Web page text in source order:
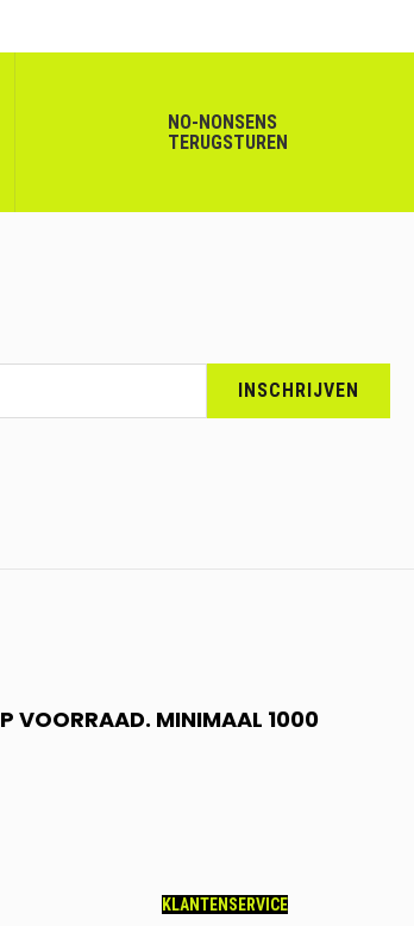
NO-NONSENS
TERUGSTUREN
INSCHRIJVEN
VOORRAAD. MINIMAAL 1000
KLANTENSERVICE